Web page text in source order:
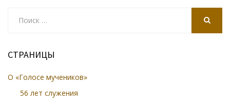
СТРАНИЦЫ
О «Голосе мучеников»
56 лет служения